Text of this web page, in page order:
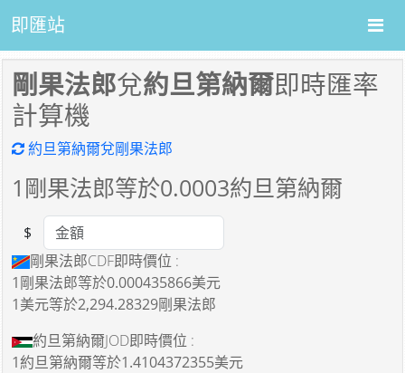
即匯站
剛果法郎兌約旦第納爾即時匯率
計算機
約旦第納爾兌剛果法郎
1 剛果法郎等於0.0003約旦第納爾
Amount
$
剛果法郎CDF即時價位 :
1剛果法郎等於0.000435866美元
1美元等於2,294.28329剛果法郎
約旦第納爾JOD即時價位 :
1約旦第納爾等於1.4104372355美元